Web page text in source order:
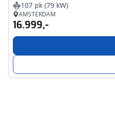
107 pk (79 kW)
AMSTERDAM
16.999,-